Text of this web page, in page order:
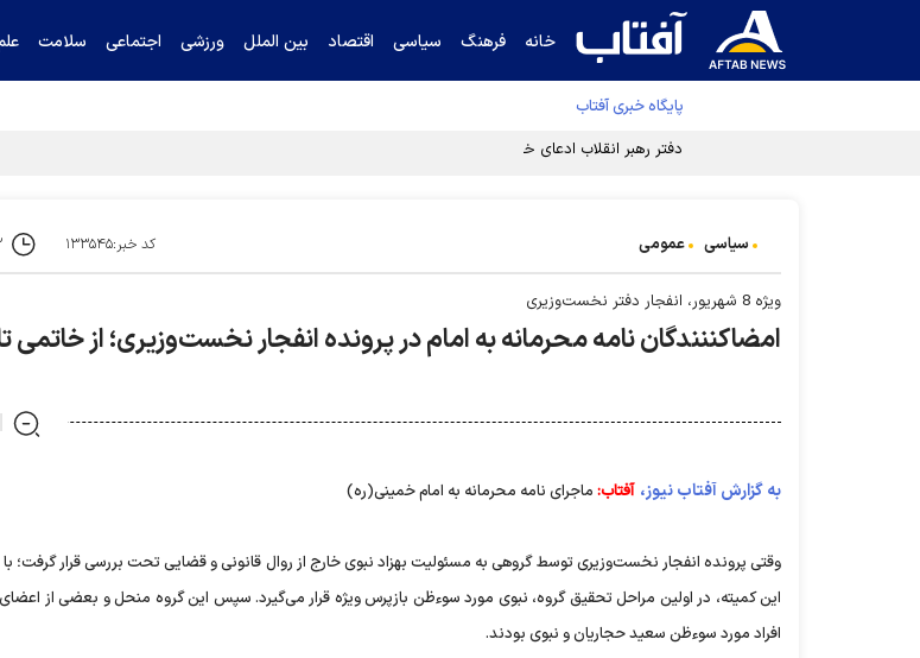
خانه فرهنگ سیاسی اقتصاد بین الملل ورزشی اجتماعی سلامت
پایگاه خبری آفتاب
دفتر رهبر انقلاب ادعای خرازی درباره پزشکیان را تکذیب کرد
سیاسی عمومی کد خبر:۱۳۳۵۴۵
ویژه 8 شهریور، انفجار دفتر نخست‌وزیری
امضاکننندگان نامه محرمانه به امام در پرونده انفجار نخست‌وزیری؛ از
به گزارش آفتاب نیوز، آفتاب: ماجرای نامه محرمانه به امام خمینی(ره)
وقتی پرونده انفجار نخست‌وزیری توسط گروهی به مسئولیت بهزاد نبوی خارج از روال قانونی و قضایی تحت بررسی قرار گرفت؛
‌این کمیته، در اولین مراحل تحقیق گروه، نبوی مورد سوءظن بازپرس ویژه قرار می‌گیرد‌. سپس این گروه منحل و بعضی از
افراد مورد سوء‌ظن سعید حجاریان و نبوی بودند.